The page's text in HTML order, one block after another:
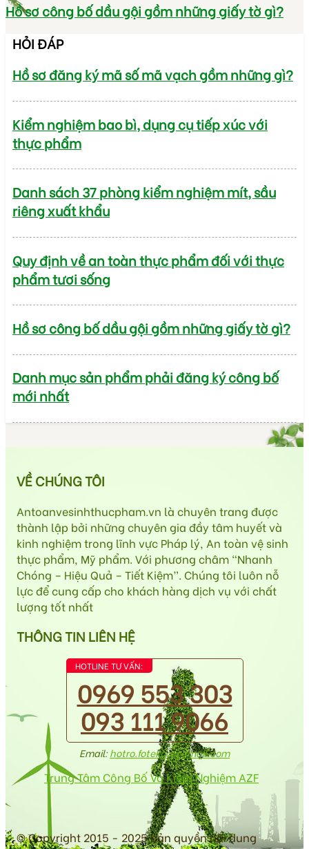
Hồ sơ công bố dầu gội gồm những giấy tờ gì?
HỎI ĐÁP
Hồ sơ đăng ký mã số mã vạch gồm những gì?
Kiểm nghiệm bao bì, dụng cụ tiếp xúc với
thực phẩm
Danh sách 37 phòng kiểm nghiệm mít, sầu
riêng xuất khẩu
Quy định về an toàn thực phẩm đối với thực
phẩm tươi sống
Hồ sơ công bố dầu gội gồm những giấy tờ gì?
Danh mục sản phẩm phải đăng ký công bố
mới nhất
VỀ CHÚNG TÔI
Antoanvesinhthucpham.vn là chuyên trang được
thành lập bởi những chuyên gia đầy tâm huyết và
kinh nghiệm trong lĩnh vực Pháp lý, An toàn vệ sinh
thực phẩm, Mỹ phẩm. Với phương châm “Nhanh
Chóng – Hiệu Quả – Tiết Kiệm”. Chúng tôi luôn nỗ
lực để cung cấp cho khách hàng dịch vụ với chất
lượng tốt nhất
THÔNG TIN LIÊN HỆ
HOTLINE TƯ VẤN:
0969 553 303
093 111 9066
Email:hotro.fotekco@gmail.com
Trung Tâm Công Bố Và Kiểm Nghiệm AZF
© Copyright 2015 - 2025 bản quyền nội dung